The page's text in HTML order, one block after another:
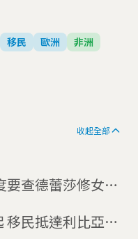
移民 歐洲 非洲
收起全部
要查德蕾莎修女慈
移民抵達利比亞後